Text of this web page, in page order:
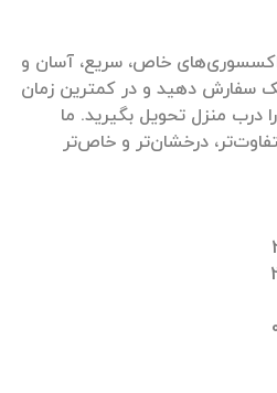
اکسسوری‌های خاص، سریع، آسان و
سفارش دهید و در کمترین زمان
درب منزل تحویل بگیرید. ما
درخشان‌تر و خاص‌تر